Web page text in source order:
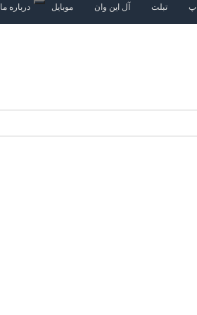
تبلت آل این وان موبایل درباره ما